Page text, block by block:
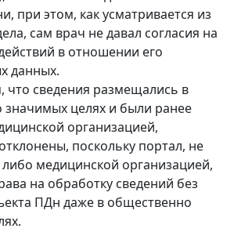
при этом, как усматривается из
сам врач не давал согласия на
в отношении его
данных.
что сведения размещались в
целях и были ранее
организацией,
поскольку портал, не
медицинской организацией,
на обработку сведений без
ПДн даже в общественно